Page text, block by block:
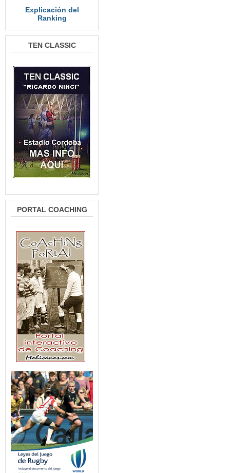
Explicación del
Ranking
TEN CLASSIC
PORTAL COACHING